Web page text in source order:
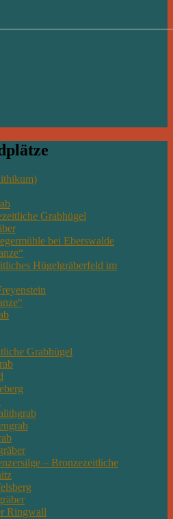
Grabhügel
bei Eberswalde
Hügelgräberfeld im
Grabhügel
– Bronzezeitliche
Ringwall